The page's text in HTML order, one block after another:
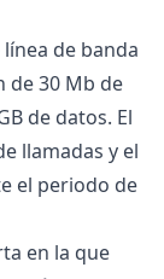
de banda
de 30 Mb de
de datos. El
llamadas y el
el periodo de
en la que